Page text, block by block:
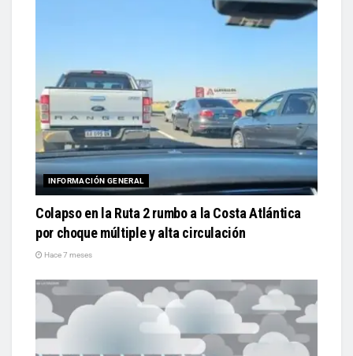
INFORMACIÓN GENERAL
Colapso en la Ruta 2 rumbo a la Costa Atlántica
por choque múltiple y alta circulación
Hace 7 meses